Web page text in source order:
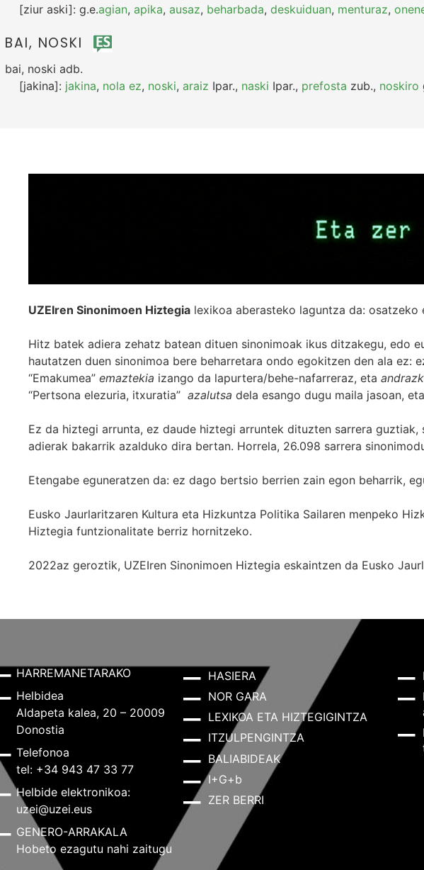
[ziur aski]: g.e.agian, apika, ausaz, beharbada, deskuiduan, menturaz,
BAI, NOSKI
bai, noski adb.
[jakina]: jakina, nola ez, noski, araiz Ipar., naski Ipar., prefosta zub., noskiro
UZEIren Sinonimoen Hiztegia lexikoa aberasteko laguntza da:
Hitz batek adiera zehatz batean dituen sinonimoak ikus ditzakegu, edo
hautatzen duen sinonimoa bere beharretara ondo egokitzen den ala
“Emakumea” emaztekia izango da lapurtera/behe-nafarreraz, eta
“Pertsona elezuria, itxuratia” azalutsa dela esango dugu maila jasoan, eta
Ez da hiztegi arrunta, ez daude hiztegi arruntek dituzten sarrera
adierak bakarrik azalduko dira bertan. Horrela, 26.098 sarrera
Etengabe eguneratzen da: ez dago bertsio berrien zain egon beharrik,
Eusko Jaurlaritzaren Kultura eta Hizkuntza Politika Sailaren menpeko
Hiztegia funtzionalitate berriz hornitzeko.
2022az geroztik, UZEIren Sinonimoen Hiztegia eskaintzen da Eusko
HARREMANETARAKO
Helbidea
Aldapeta kalea, 20 – 20009
Donostia
Telefonoa
tel: +34 943 47 33 77
Helbide elektronikoa:
uzei@uzei.eus
GENERO-ARRAKALA
Hobeto ezagutu nahi zaitugu
HASIERA
NOR GARA
LEXIKOA ETA HIZTEGIGINTZA
ITZULPENGINTZA
BALIABIDEAK
I+G+b
ZER BERRI